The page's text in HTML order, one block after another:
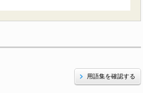
用語集を確認する